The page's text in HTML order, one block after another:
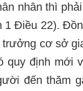
nhân thì
1 Điều 22).
cơ sở
quy định mới
đến thăm